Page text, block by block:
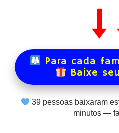
Para cada
Baixe
39pessoas baixaram
minutos —